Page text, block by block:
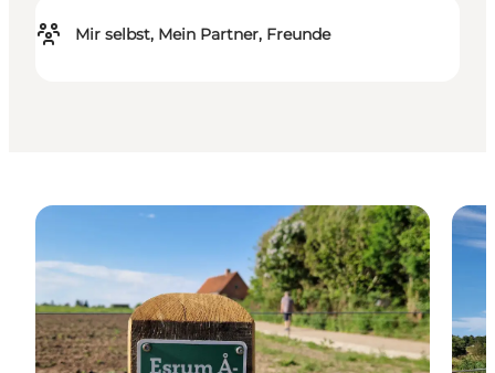
Mir selbst, Mein Partner, Freunde